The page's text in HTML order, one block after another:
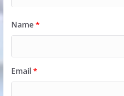
Name*
Email*